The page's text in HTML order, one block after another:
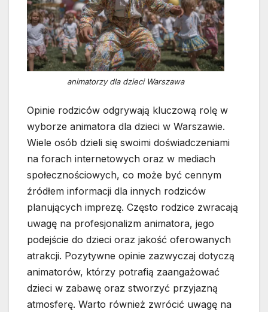
animatorzy dla dzieci Warszawa
Opinie rodziców odgrywają kluczową rolę w
wyborze animatora dla dzieci w Warszawie.
Wiele osób dzieli się swoimi doświadczeniami
na forach internetowych oraz w mediach
społecznościowych, co może być cennym
źródłem informacji dla innych rodziców
planujących imprezę. Często rodzice zwracają
uwagę na profesjonalizm animatora, jego
podejście do dzieci oraz jakość oferowanych
atrakcji. Pozytywne opinie zazwyczaj dotyczą
animatorów, którzy potrafią zaangażować
dzieci w zabawę oraz stworzyć przyjazną
atmosferę. Warto również zwrócić uwagę na